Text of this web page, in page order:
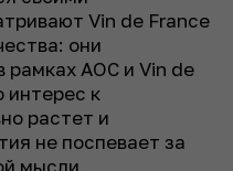
Vin de France
они
AOC и Vin de
интерес к
растет и
не поспевает за
мысли.